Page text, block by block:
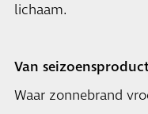
lichaam.
Van
Waar zonnebrand